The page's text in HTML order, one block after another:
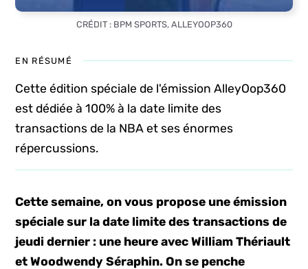
CRÉDIT : BPM SPORTS, ALLEYOOP360
EN RÉSUMÉ
Cette édition spéciale de l'émission AlleyOop360
est dédiée à 100% à la date limite des
transactions de la NBA et ses énormes
répercussions.
Cette semaine, on vous propose une émission
spéciale sur la date limite des transactions de
jeudi dernier : une heure avec William Thériault
et Woodwendy Séraphin. On se penche